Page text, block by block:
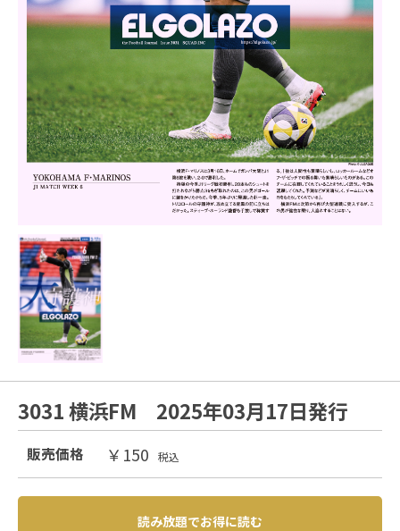
3031 横浜FM 2025年03月17日発行
販売価格 ￥150 税込
読み放題でお得に読む